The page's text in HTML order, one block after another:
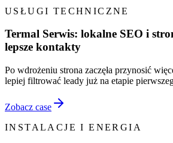
USŁUGI TECHNICZNE
Termal Serwis: lokalne SEO i
lepsze kontakty
Po wdrożeniu strona zaczęła przynosić
lepiej filtrować leady już na etapie
Zobacz case
INSTALACJE I ENERGIA